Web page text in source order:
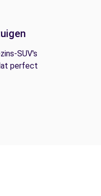
SUV's
perfect